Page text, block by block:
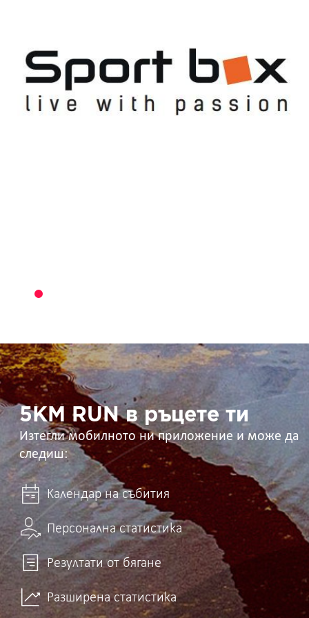
5KM
RUN
в
ръцете
ти 5KM RUN в ръцете ти
Изтегли мобилното ни приложение и може да
следиш:
Календар на събития
Персонална статистика
Резултати от бягане
Разширена статистика